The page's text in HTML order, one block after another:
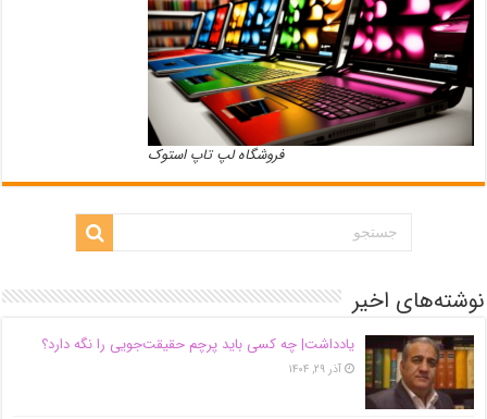
فروشگاه لپ تاپ استوک
نوشته‌های اخیر
یادداشت| ‌چه کسی باید پرچم حقیقت‌جویی را نگه دارد؟
آذر ۲۹, ۱۴۰۴